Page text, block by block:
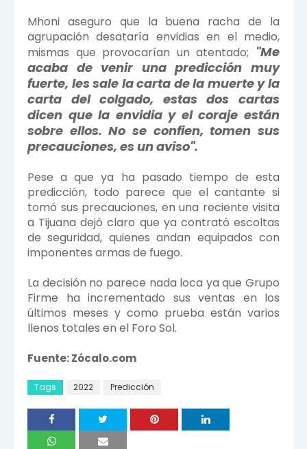
Mhoni aseguro que la buena racha de la
agrupación desataría envidias en el medio,
mismas que provocarían un atentado; "Me
acaba de venir una predicción muy
fuerte, les sale la carta de la muerte y la
carta del colgado, estas dos cartas
dicen que la envidia y el coraje están
sobre ellos. No se confien, tomen sus
precauciones, es un aviso".
Pese a que ya ha pasado tiempo de esta
predicción, todo parece que el cantante si
tomó sus precauciones, en una reciente visita
a Tijuana dejó claro que ya contrató escoltas
de seguridad, quienes andan equipados con
imponentes armas de fuego.
La decisión no parece nada loca ya que Grupo
Firme ha incrementado sus ventas en los
últimos meses y como prueba están varios
llenos totales en el Foro Sol.
Fuente: Zócalo.com
Tags 2022 Predicción